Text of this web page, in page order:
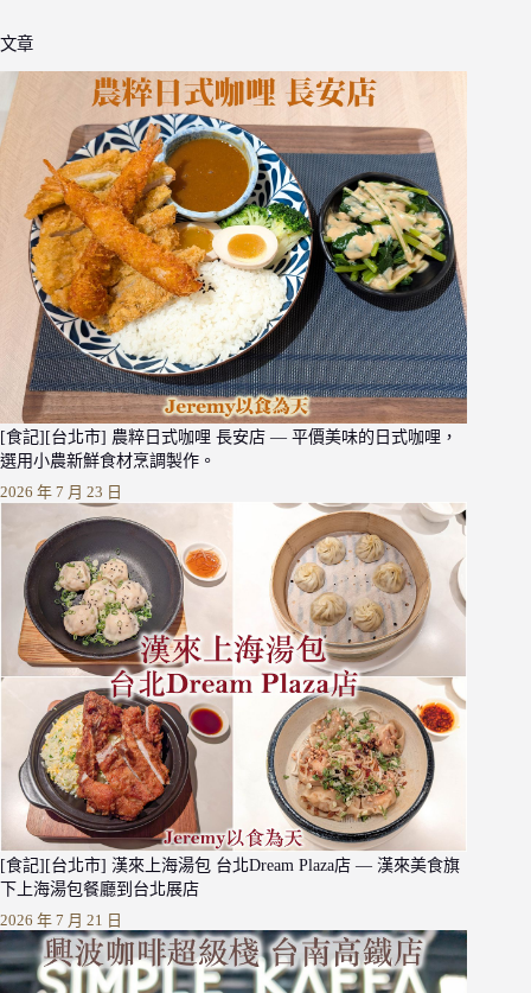
文章
[食記][台北市] 農粹日式咖哩 長安店 — 平價美味的日式咖哩，
選用小農新鮮食材烹調製作。
2026 年 7 月 23 日
[食記][台北市] 漢來上海湯包 台北Dream Plaza店 — 漢來美食旗
下上海湯包餐廳到台北展店
2026 年 7 月 21 日